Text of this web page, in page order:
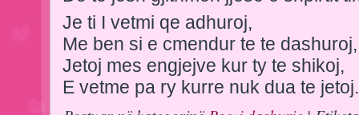
Je ti I vetmi qe adhuroj,
Me ben si e cmendur te te dashuroj,
Jetoj mes engjejve kur ty te shikoj,
E vetme pa ry kurre nuk dua te jetoj.